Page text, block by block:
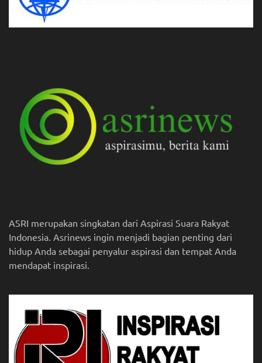
ASRI merupakan singkatan dari Aspirasi Suara Rakyat
Indonesia. Asrinews ingin menjadi bagian penting dari
hidup Anda sebagai penyalur aspirasi dan tempat Anda
mendapat inspirasi.